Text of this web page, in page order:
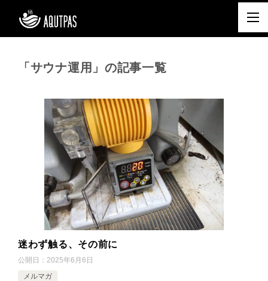
「サウナ運用」の記事一覧
迷わず触る、その前に
公開日： 2025年6月6日
メルマガ